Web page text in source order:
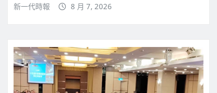
新一代時報 8 月 7, 2026